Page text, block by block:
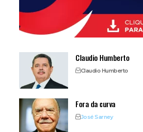
Claudio Humberto
Claudio Humberto
Fora da curva
José Sarney